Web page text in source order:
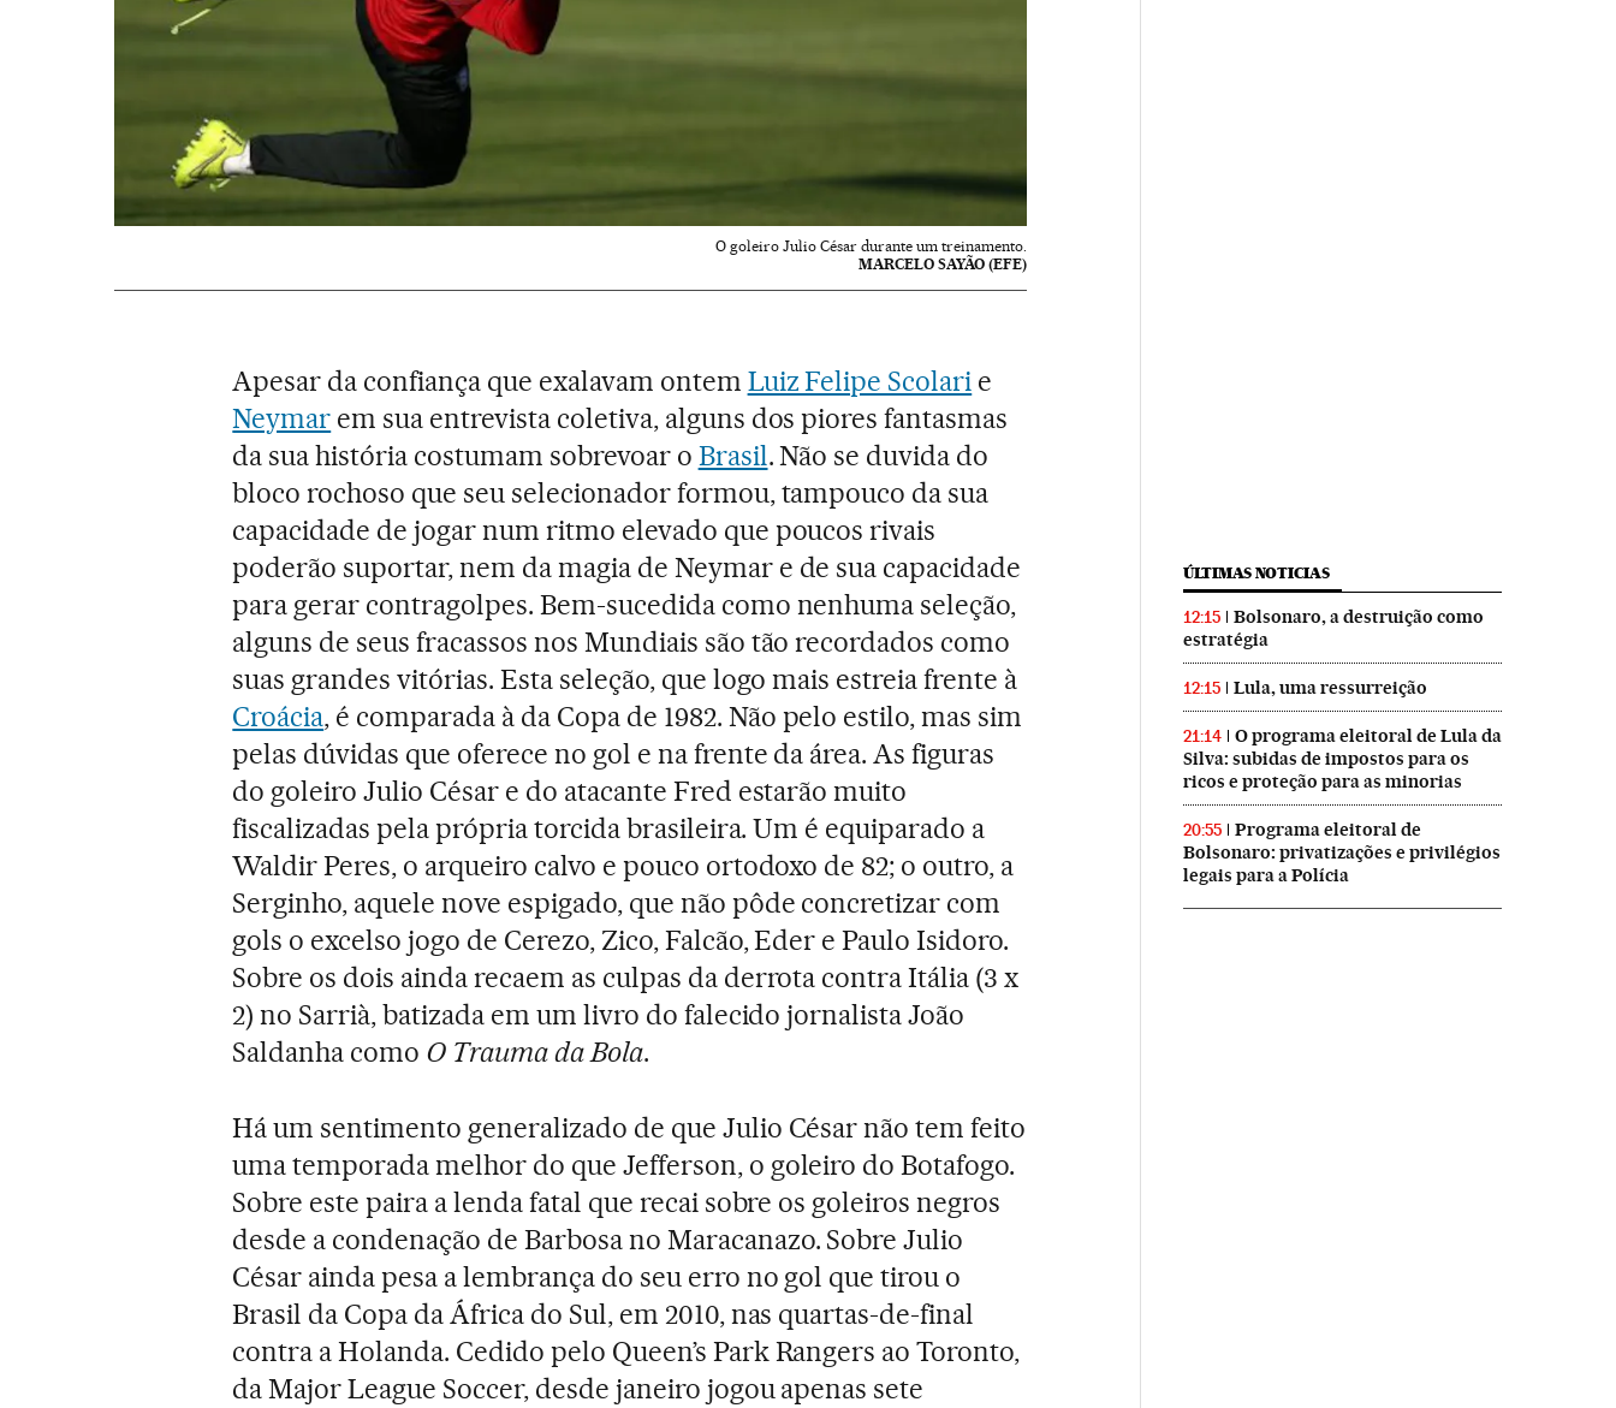
O goleiro Julio César durante um treinamento.
MARCELO SAYÃO (EFE)
Apesar da confiança que exalavam ontem Luiz Felipe Scolari e
Neymar em sua entrevista coletiva, alguns dos piores fantasmas
da sua história costumam sobrevoar o Brasil. Não se duvida do
bloco rochoso que seu selecionador formou, tampouco da sua
capacidade de jogar num ritmo elevado que poucos rivais
poderão suportar, nem da magia de Neymar e de sua capacidade
para gerar contragolpes. Bem-sucedida como nenhuma seleção,
alguns de seus fracassos nos Mundiais são tão recordados como
suas grandes vitórias. Esta seleção, que logo mais estreia frente à
Croácia, é comparada à da Copa de 1982. Não pelo estilo, mas sim
pelas dúvidas que oferece no gol e na frente da área. As figuras
do goleiro Julio César e do atacante Fred estarão muito
fiscalizadas pela própria torcida brasileira. Um é equiparado a
Waldir Peres, o arqueiro calvo e pouco ortodoxo de 82; o outro, a
Serginho, aquele nove espigado, que não pôde concretizar com
gols o excelso jogo de Cerezo, Zico, Falcão, Eder e Paulo Isidoro.
Sobre os dois ainda recaem as culpas da derrota contra Itália (3 x
2) no Sarrià, batizada em um livro do falecido jornalista João
Saldanha como O Trauma da Bola.
Há um sentimento generalizado de que Julio César não tem feito
uma temporada melhor do que Jefferson, o goleiro do Botafogo.
Sobre este paira a lenda fatal que recai sobre os goleiros negros
desde a condenação de Barbosa no Maracanazo. Sobre Julio
César ainda pesa a lembrança do seu erro no gol que tirou o
Brasil da Copa da África do Sul, em 2010, nas quartas-de-final
contra a Holanda. Cedido pelo Queen’s Park Rangers ao Toronto,
da Major League Soccer, desde janeiro jogou apenas sete
ÚLTIMAS NOTICIAS
12:15
Bolsonaro, a destruição como
estratégia
12:15 Lula, uma ressurreição
21:14
O programa eleitoral de Lula da
Silva: subidas de impostos para os
ricos e proteção para as minorias
20:55
Programa eleitoral de
Bolsonaro: privatizações e privilégios
legais para a Polícia